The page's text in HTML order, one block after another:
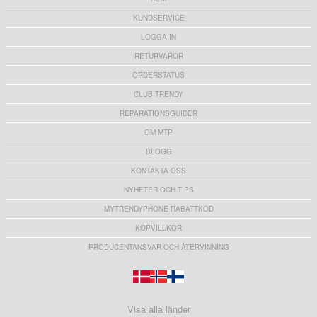
KUNDSERVICE
LOGGA IN
RETURVAROR
ORDERSTATUS
CLUB TRENDY
REPARATIONSGUIDER
OM MTP
BLOGG
KONTAKTA OSS
NYHETER OCH TIPS
MYTRENDYPHONE RABATTKOD
KÖPVILLKOR
PRODUCENTANSVAR OCH ÅTERVINNING
Visa alla länder